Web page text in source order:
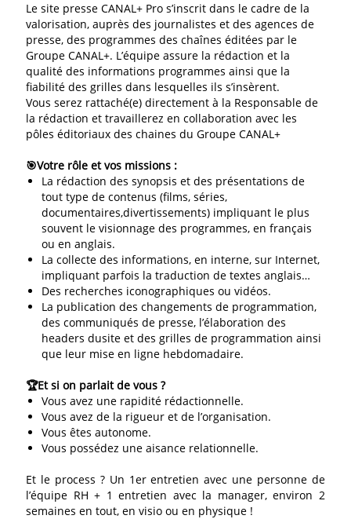
Le site presse CANAL+ Pro s’inscrit dans le cadre de la
valorisation, auprès des journalistes et des agences de
presse, des programmes des chaînes éditées par le
Groupe CANAL+. L’équipe assure la rédaction et la
qualité des informations programmes ainsi que la
fiabilité des grilles dans lesquelles ils s’insèrent.
Vous serez rattaché(e) directement à la Responsable de
la rédaction et travaillerez en collaboration avec les
pôles éditoriaux des chaines du Groupe CANAL+
🎯Votre rôle et vos missions :
La rédaction des synopsis et des présentations de
tout type de contenus (films, séries,
documentaires,divertissements) impliquant le plus
souvent le visionnage des programmes, en français
ou en anglais.
La collecte des informations, en interne, sur Internet,
impliquant parfois la traduction de textes anglais…
Des recherches iconographiques ou vidéos.
La publication des changements de programmation,
des communiqués de presse, l’élaboration des
headers dusite et des grilles de programmation ainsi
que leur mise en ligne hebdomadaire.
🏆Et si on parlait de vous ?
Vous avez une rapidité rédactionnelle.
Vous avez de la rigueur et de l’organisation.
Vous êtes autonome.
Vous possédez une aisance relationnelle.
Et le process ? Un 1er entretien avec une personne de
l’équipe RH + 1 entretien avec la manager, environ 2
semaines en tout, en visio ou en physique !